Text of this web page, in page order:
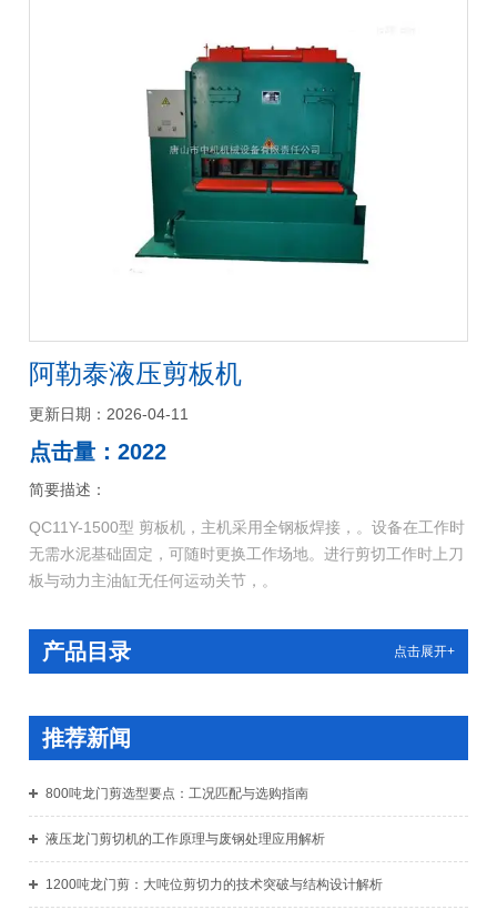
阿勒泰液压剪板机
更新日期：2026-04-11
点击量：2022
简要描述：
QC11Y-1500型 剪板机，主机采用全钢板焊接，。设备在工作时
无需水泥基础固定，可随时更换工作场地。进行剪切工作时上刀
板与动力主油缸无任何运动关节，。
产品目录 点击展开+
推荐新闻
800吨龙门剪选型要点：工况匹配与选购指南
液压龙门剪切机的工作原理与废钢处理应用解析
1200吨龙门剪：大吨位剪切力的技术突破与结构设计解析